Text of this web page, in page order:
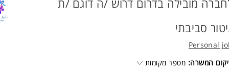
מובילה בדרום דרוש /ה דוגם /ת
סביבתי
Personal
המשרה: מספר מקומות